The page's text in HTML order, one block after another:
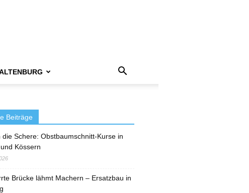
Beiträge
die Schere: Obstbaumschnitt-Kurse in
Kössern
Brücke lähmt Machern – Ersatzbau in